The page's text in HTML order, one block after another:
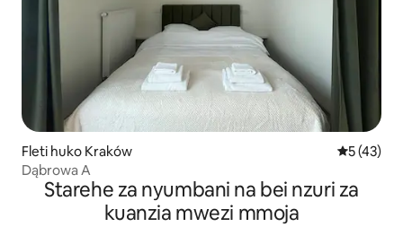
Fleti huko Kraków Ukadiriaji
5 (43)
Dąbrowa A
Starehe za nyumbani na bei nzuri za
kuanzia mwezi mmoja